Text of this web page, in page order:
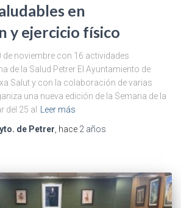
en
y ejercicio físico
de noviembre con 16 actividades
de la Salud Petrer El Ayuntamiento de
Salut y con la colaboración de varias
una nueva edición de la Semana de la
del 25 al
Leer más
de Petrer , hace 2 años